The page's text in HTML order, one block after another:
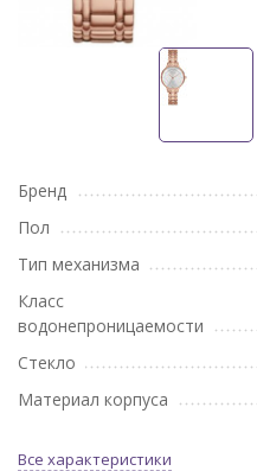
Бренд
Пол
Тип механизма
Класс
водонепроницаемости
Стекло
Материал корпуса
Все характеристики